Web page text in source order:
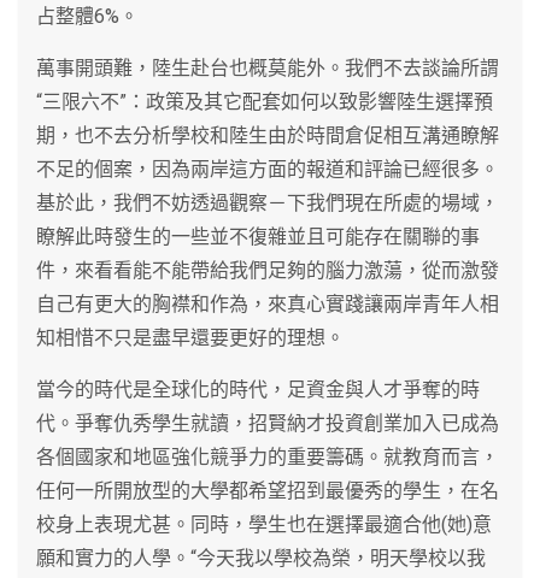
占整體6%。
萬事開頭難，陸生赴台也概莫能外。我們不去談論所謂
“三限六不”：政策及其它配套如何以致影響陸生選擇預
期，也不去分析學校和陸生由於時間倉促相互溝通瞭解
不足的個案，因為兩岸這方面的報道和評論已經很多。
基於此，我們不妨透過觀察－下我們現在所處的場域，
瞭解此時發生的一些並不復雜並且可能存在關聯的事
件，來看看能不能帶給我們足夠的腦力激蕩，從而激發
自己有更大的胸襟和作為，來真心實踐讓兩岸青年人相
知相惜不只是盡早還要更好的理想。
當今的時代是全球化的時代，足資金與人才爭奪的時
代。爭奪仇秀學生就讀，招賢納才投資創業加入已成為
各個國家和地區強化競爭力的重要籌碼。就教育而言，
任何一所開放型的大學都希望招到最優秀的學生，在名
校身上表現尤甚。同時，學生也在選擇最適合他(她)意
願和實力的人學。“今天我以學校為榮，明天學校以我